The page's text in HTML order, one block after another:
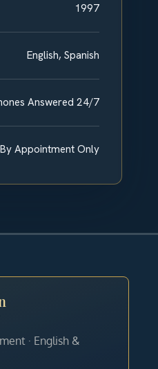
1997
English, Spanish
Answered 24/7
By Appointment Only
· English &